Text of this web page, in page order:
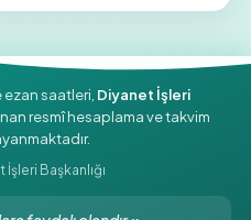
saatleri, Diyanet İşleri
resmî hesaplama ve takvim
İşleri Başkanlığı